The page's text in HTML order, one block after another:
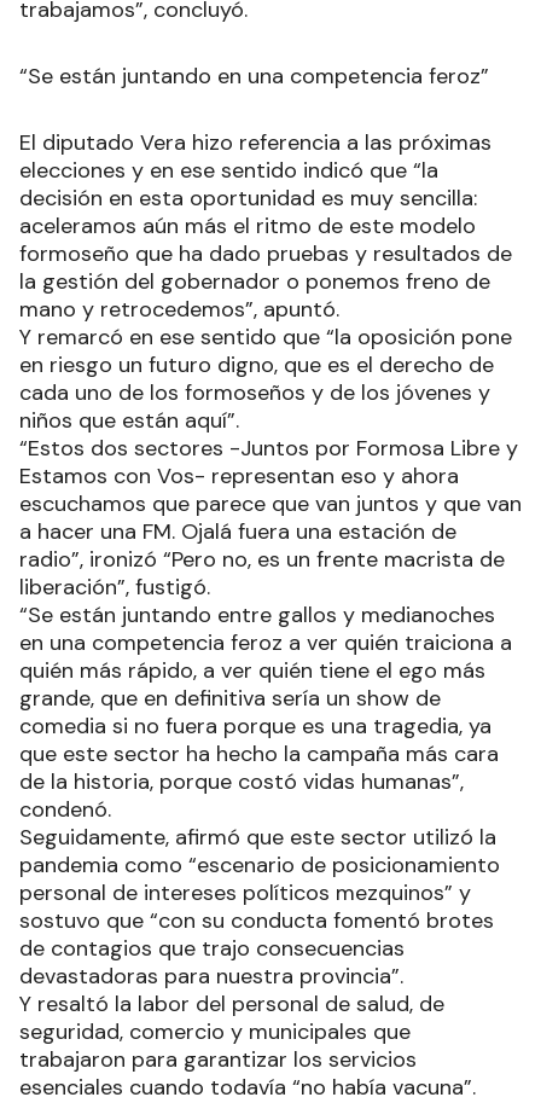
trabajamos”, concluyó.
“Se están juntando en una competencia feroz”
El diputado Vera hizo referencia a las próximas
elecciones y en ese sentido indicó que “la
decisión en esta oportunidad es muy sencilla:
aceleramos aún más el ritmo de este modelo
formoseño que ha dado pruebas y resultados de
la gestión del gobernador o ponemos freno de
mano y retrocedemos”, apuntó.
Y remarcó en ese sentido que “la oposición pone
en riesgo un futuro digno, que es el derecho de
cada uno de los formoseños y de los jóvenes y
niños que están aquí”.
“Estos dos sectores -Juntos por Formosa Libre y
Estamos con Vos- representan eso y ahora
escuchamos que parece que van juntos y que van
a hacer una FM. Ojalá fuera una estación de
radio”, ironizó “Pero no, es un frente macrista de
liberación”, fustigó.
“Se están juntando entre gallos y medianoches
en una competencia feroz a ver quién traiciona a
quién más rápido, a ver quién tiene el ego más
grande, que en definitiva sería un show de
comedia si no fuera porque es una tragedia, ya
que este sector ha hecho la campaña más cara
de la historia, porque costó vidas humanas”,
condenó.
Seguidamente, afirmó que este sector utilizó la
pandemia como “escenario de posicionamiento
personal de intereses políticos mezquinos” y
sostuvo que “con su conducta fomentó brotes
de contagios que trajo consecuencias
devastadoras para nuestra provincia”.
Y resaltó la labor del personal de salud, de
seguridad, comercio y municipales que
trabajaron para garantizar los servicios
esenciales cuando todavía “no había vacuna”.